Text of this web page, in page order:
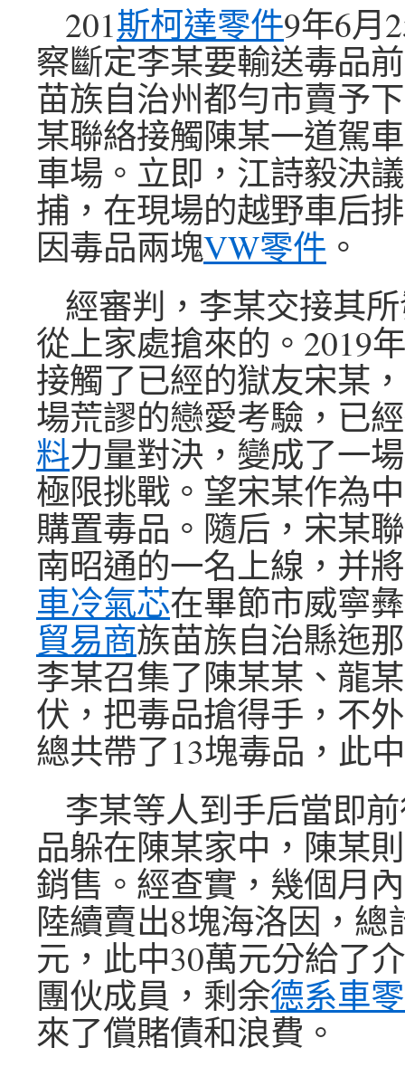
201斯柯達零件9年6月
察斷定李某要輸送毒品
苗族自治州都勻市賣予
某聯絡接觸陳某一道駕
車場。立即，江詩毅決
捕，在現場的越野車后
因毒品兩塊VW零件 。
經審判，李某交接其
從上家處搶來的。2019
接觸了已經的獄友宋某
場荒謬的戀愛考驗，已
料力量對決，變成了一
極限挑戰。望宋某作為
購置毒品。隨后，宋某
南昭通的一名上線，并
車冷氣芯在畢節市威寧
貿易商族苗族自治縣迤
李某召集了陳某某、龍
伏，把毒品搶得手，不
總共帶了13塊毒品，此
李某等人到手后當即
品躲在陳某家中，陳某
銷售。經查實，幾個月
陸續賣出8塊海洛因，總
元，此中30萬元分給了
團伙成員，剩余德系車
來了償賭債和浪費。